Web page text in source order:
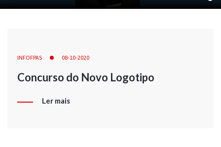
INFOFPAS 08-10-2020
Concurso do Novo Logotipo
Ler mais